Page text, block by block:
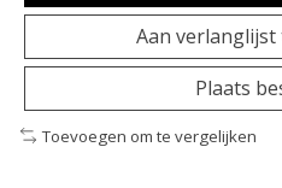
Aan
Plaats
Toevoegen om te vergelijken